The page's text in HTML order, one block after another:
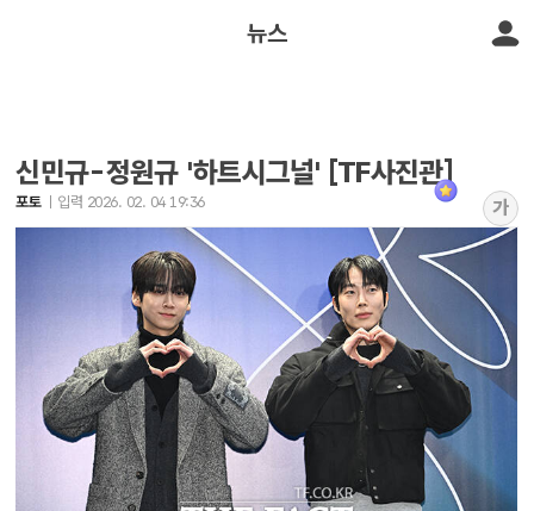
뉴스
신민규-정원규 '하트시그널' [TF사진관]
포토 입력 2026. 02. 04 19:36 가